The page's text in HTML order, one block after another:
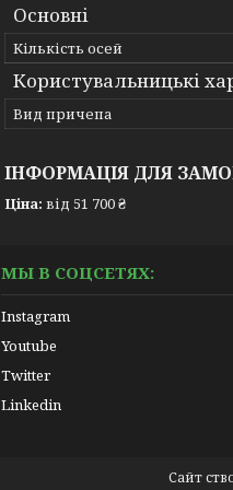
Основні
Кількість осей
Користувальницькі
Вид причепа
ІНФОРМАЦІЯ ДЛЯ
Ціна: від 51 700 ₴
МЫ В СОЦСЕТЯХ:
Instagram
Youtube
Twitter
Linkedin
Сайт